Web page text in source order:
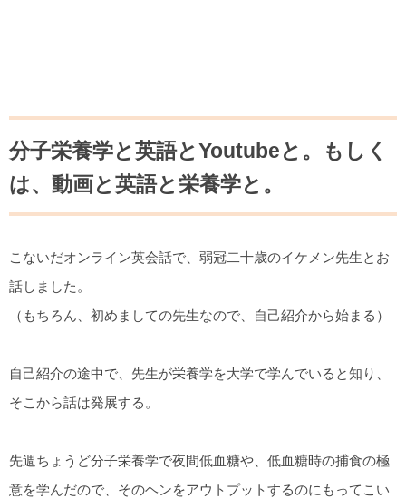
分子栄養学と英語とYoutubeと。もしく
は、動画と英語と栄養学と。
こないだオンライン英会話で、弱冠二十歳のイケメン先生とお
話しました。
（もちろん、初めましての先生なので、自己紹介から始まる）
自己紹介の途中で、先生が栄養学を大学で学んでいると知り、
そこから話は発展する。
先週ちょうど分子栄養学で夜間低血糖や、低血糖時の捕食の極
意を学んだので、そのヘンをアウトプットするのにもってこい